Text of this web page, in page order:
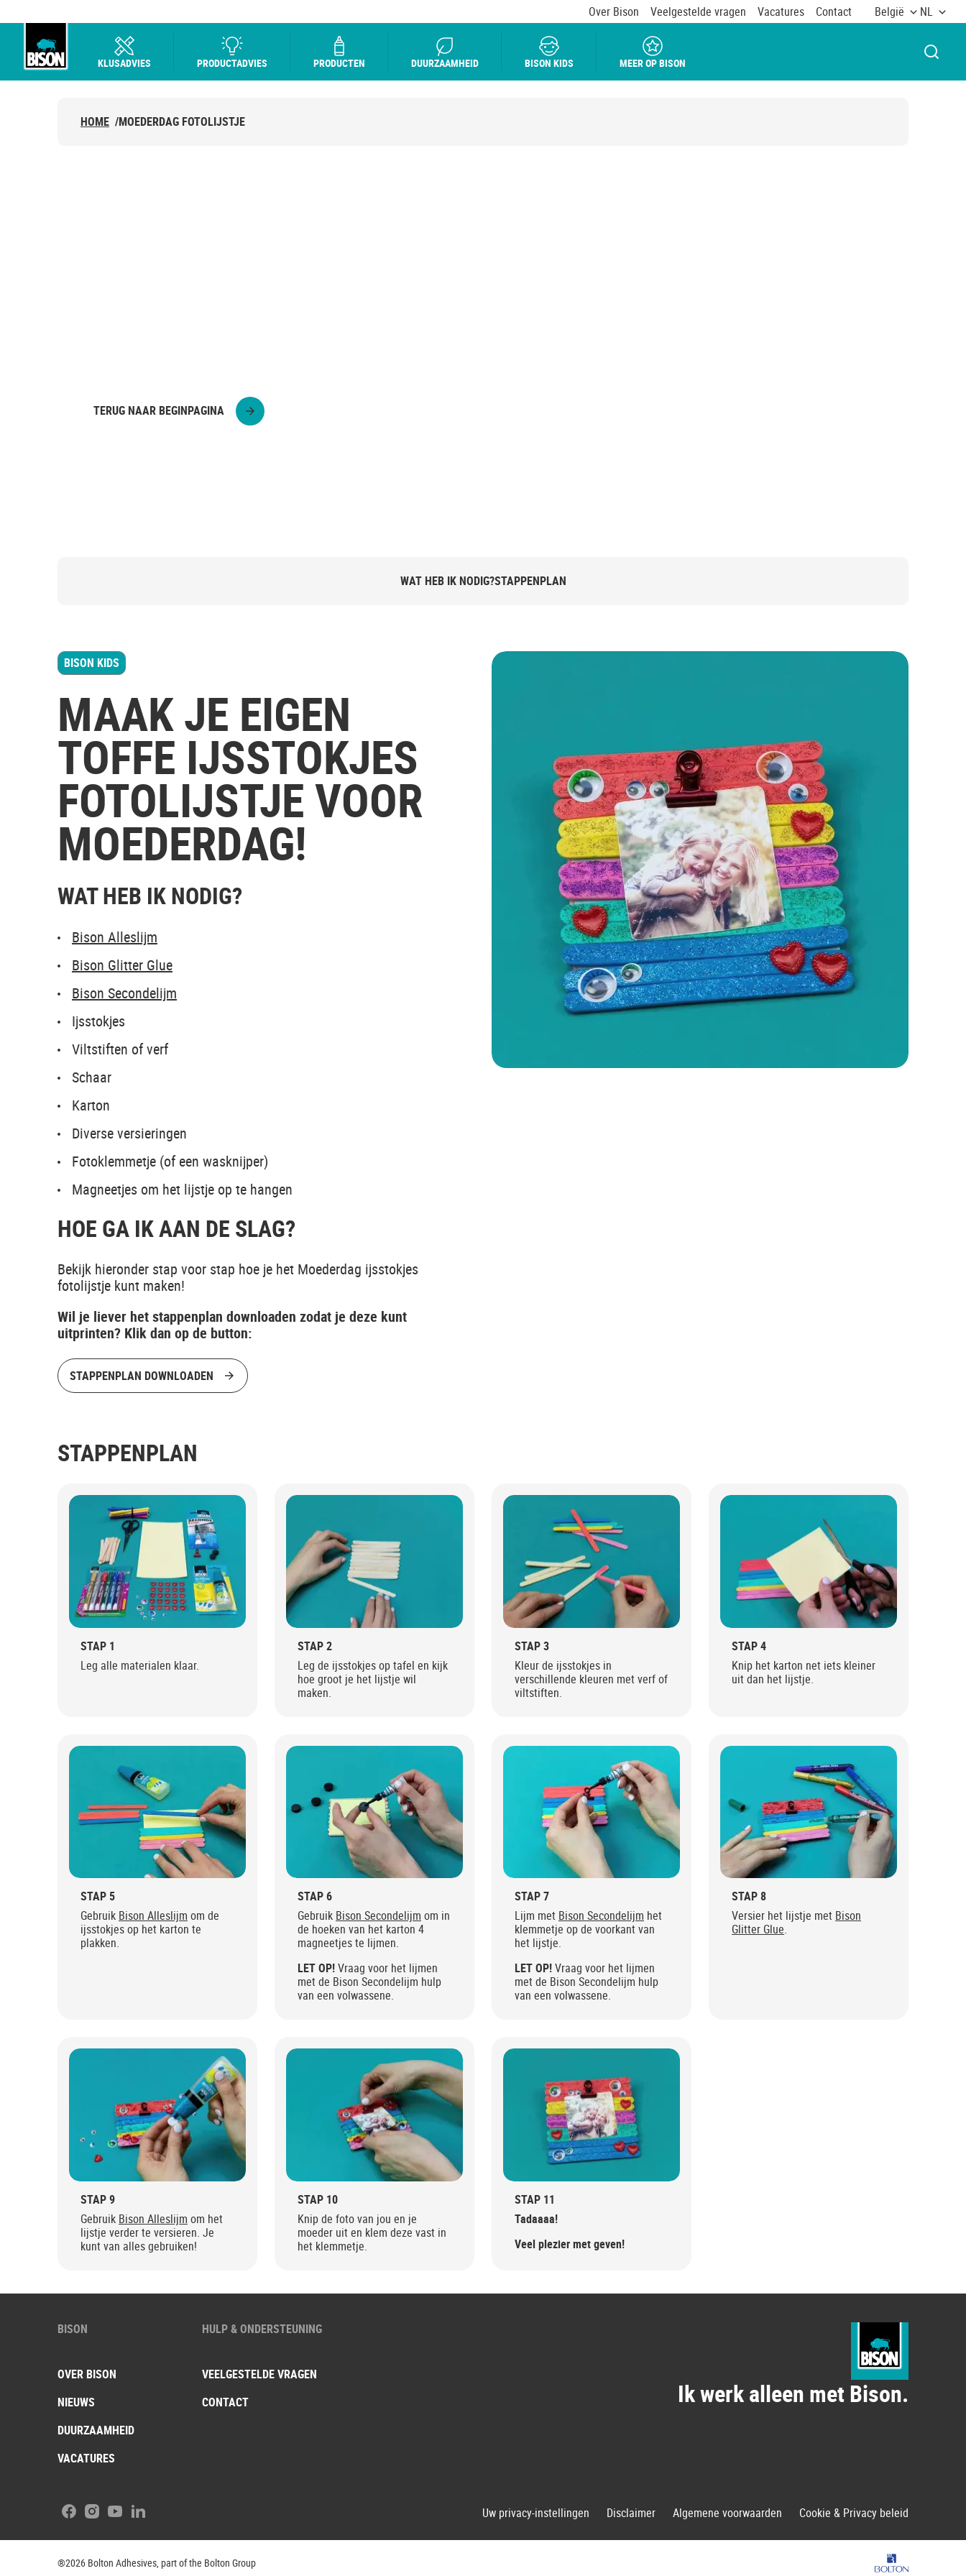
Over Bison Veelgestelde vragen Vacatures Contact België NL
KLUSADVIES PRODUCTADVIES PRODUCTEN DUURZAAMHEID BISON KIDS MEER OP BISON
HOME /MOEDERDAG FOTOLIJSTJE
TERUG NAAR BEGINPAGINA
WAT HEB IK NODIG?STAPPENPLAN
BISON KIDS
MAAK JE EIGEN
TOFFE IJSSTOKJES
FOTOLIJSTJE VOOR
MOEDERDAG!
WAT HEB IK NODIG?
Bison Alleslijm
Bison Glitter Glue
Bison Secondelijm
Ijsstokjes
Viltstiften of verf
Schaar
Karton
Diverse versieringen
Fotoklemmetje (of een wasknijper)
Magneetjes om het lijstje op te hangen
HOE GA IK AAN DE SLAG?
Bekijk hieronder stap voor stap hoe je het Moederdag ijsstokjes
fotolijstje kunt maken!
Wil je liever het stappenplan downloaden zodat je deze kunt
uitprinten? Klik dan op de button:
STAPPENPLAN DOWNLOADEN
STAPPENPLAN
STAP 1
Leg alle materialen klaar.
STAP 2
Leg de ijsstokjes op tafel en kijk
hoe groot je het lijstje wil
maken.
STAP 3
Kleur de ijsstokjes in
verschillende kleuren met verf of
viltstiften.
STAP 4
Knip het karton net iets kleiner
uit dan het lijstje.
STAP 5
Gebruik Bison Alleslijm om de
ijsstokjes op het karton te
plakken.
STAP 6
Gebruik Bison Secondelijm om in
de hoeken van het karton 4
magneetjes te lijmen.
LET OP!Vraag voor het lijmen
met de Bison Secondelijm hulp
van een volwassene.
STAP 7
Lijm met Bison Secondelijm het
klemmetje op de voorkant van
het lijstje.
LET OP!Vraag voor het lijmen
met de Bison Secondelijm hulp
van een volwassene.
STAP 8
Versier het lijstje met Bison
Glitter Glue.
STAP 9
Gebruik Bison Alleslijm om het
lijstje verder te versieren. Je
kunt van alles gebruiken!
STAP 10
Knip de foto van jou en je
moeder uit en klem deze vast in
het klemmetje.
STAP 11
Tadaaaa!
Veel plezier met geven!
BISON
OVER BISON
NIEUWS
DUURZAAMHEID
VACATURES
HULP & ONDERSTEUNING
VEELGESTELDE VRAGEN
CONTACT
Ik werk alleen met Bison.
Facebook
Instagram
YoutubeLinkedIn Uw privacy-instellingen Disclaimer Algemene voorwaarden Cookie & Privacy beleid
®2026 Bolton Adhesives, part of the Bolton Group Bolton Group